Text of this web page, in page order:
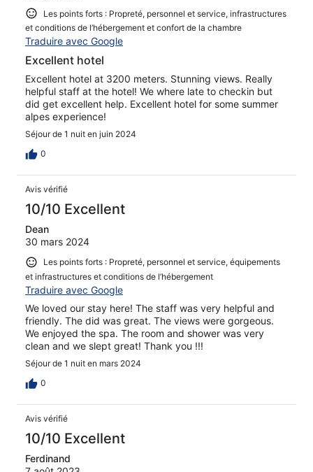
Les points forts : Propreté, personnel et service, infrastructures
et conditions de l’hébergement et confort de la chambre
Traduire avec Google
Excellent hotel
Excellent hotel at 3200 meters. Stunning views. Really
helpful staff at the hotel! We where late to checkin but
did get excellent help. Excellent hotel for some summer
alpes experience!
Séjour de 1 nuit en juin 2024
0
Avis vérifié
10/10 Excellent
Dean
30 mars 2024
Les points forts : Propreté, personnel et service, équipements
et infrastructures et conditions de l’hébergement
Traduire avec Google
We loved our stay here! The staff was very helpful and
friendly. The did was great. The views were gorgeous.
We enjoyed the spa. The room and shower was very
clean and we slept great! Thank you !!!
Séjour de 1 nuit en mars 2024
0
Avis vérifié
10/10 Excellent
Ferdinand